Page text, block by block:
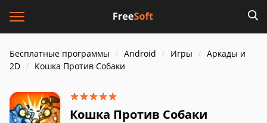
Бесплатные программы Android Игры
Аркады и
2D
Кошка Против Собаки
Кошка Против Собаки